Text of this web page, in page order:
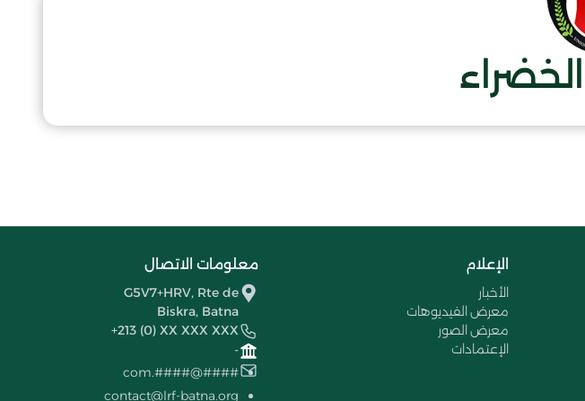
الإعلام
الأخبار
معرض الفيديوهات
معرض الصور
الإعتمادات
معلومات الاتصال
G5V7+HRV, Rte de
Biskra, Batna
+213 (0) XX XXX XXX
-
####@####.com
contact@lrf-batna.org